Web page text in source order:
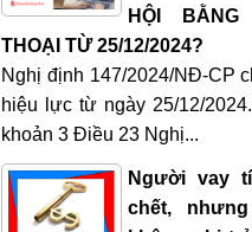
HỘI
THOẠI TỪ 25/12/2024?
Nghị định 147/2024/NĐ-CP
hiệu lực từ ngày 25/12/
khoản 3 Điều 23 Nghị...
Người vay
chết,